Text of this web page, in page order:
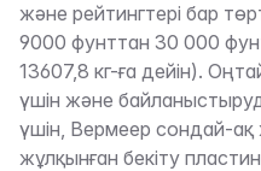
және рейтингтері бар
9000 фунттан 30 000
13607,8 кг-ға дейін).
үшiн және
үшiн, Вермеер сондай-
жұлқынған бекіту